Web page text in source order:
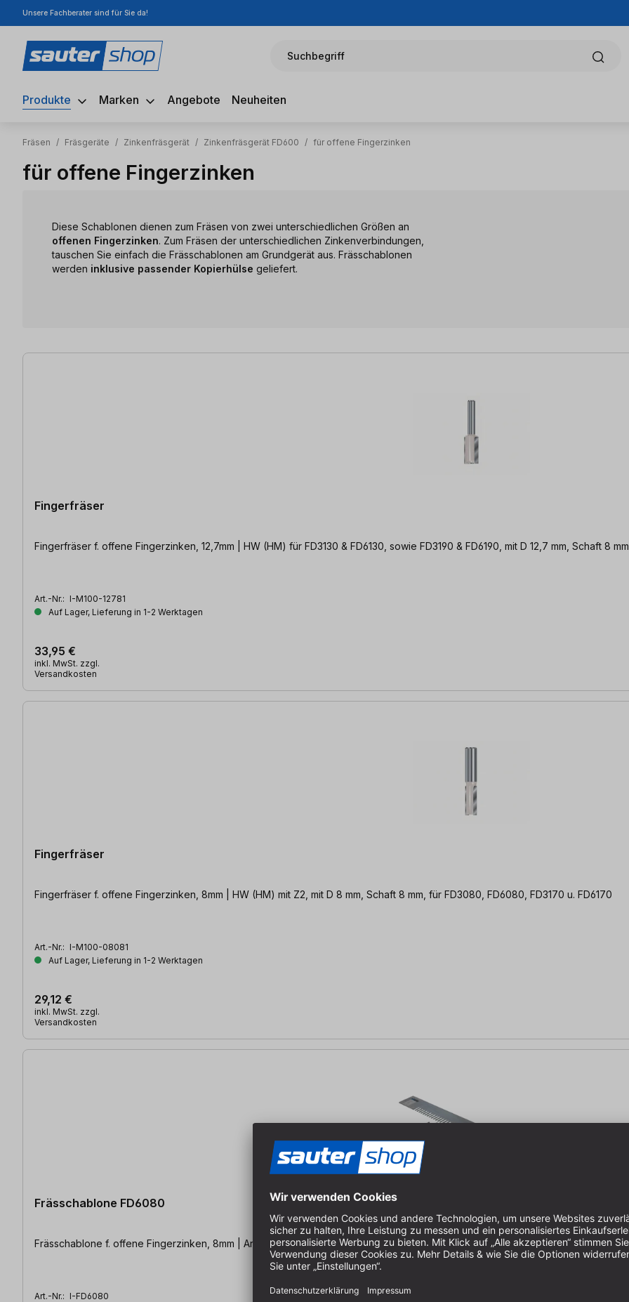
Hauptinhalt springen
Zur Suche springen
Zur Hauptnavigation springen
Unsere Fachberater sind für Sie da!
Suchbegriff
Produkte Marken Angebote Neuheiten
Fräsen / Fräsgeräte / Zinkenfräsgerät / Zinkenfräsgerät FD600 / für offene Fingerzinken
für offene Fingerzinken
Diese Schablonen dienen zum Fräsen von zwei unterschiedlichen Größen an
offenen Fingerzinken. Zum Fräsen der unterschiedlichen Zinkenverbindungen,
tauschen Sie einfach die Frässchablonen am Grundgerät aus. Frässchablonen
werden inklusive passender Kopierhülse geliefert.
4 Artikel gefunden
Fingerfräser
Fingerfräser f. offene Fingerzinken, 12,7mm | HW (HM) für FD3130 & FD6130, sowie FD3190 & FD6190, mit D 12,7 mm, Schaft 8 mm
Art.-Nr.: I-M100-12781
Auf Lager, Lieferung in 1-2 Werktagen
33,95 €
inkl. MwSt. zzgl.
Versandkosten
Fingerfräser
Fingerfräser f. offene Fingerzinken, 8mm | HW (HM) mit Z2, mit D 8 mm, Schaft 8 mm, für FD3080, FD6080, FD3170 u. FD6170
Art.-Nr.: I-M100-08081
Auf Lager, Lieferung in 1-2 Werktagen
29,12 €
inkl. MwSt. zzgl.
Versandkosten
Frässchablone FD6080
Frässchablone f. offene Fingerzinken, 8mm | Arbeitslänge 610 mm für FD600, Zinkenbreite 8 mm, f. Materialstärke 8 bis 15 mm
Art.-Nr.: I-FD6080